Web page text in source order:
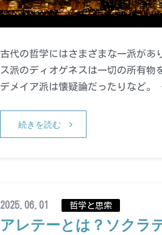
古代の哲学にはさまざまな一派があ
ス派のディオゲネスは一切の所有物
デメイア派は懐疑論だったりなど
続きを読む
2025.06.01 哲学と思索
アレテーとは？ソクラ